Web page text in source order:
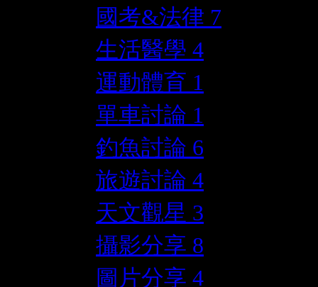
國考&法律 7
生活醫學 4
運動體育 1
單車討論 1
釣魚討論 6
旅遊討論 4
天文觀星 3
攝影分享 8
圖片分享 4